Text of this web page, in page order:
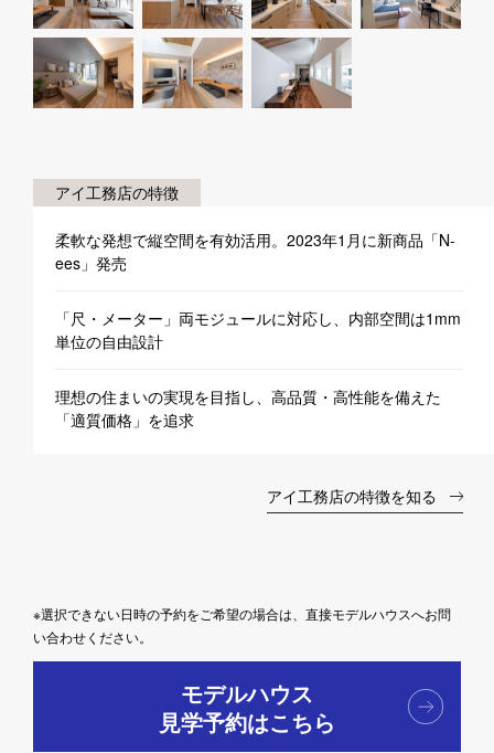
アイ工務店の特徴
柔軟な発想で縦空間を有効活用。2023年1月に新商品「N-
ees」発売
「尺・メーター」両モジュールに対応し、内部空間は1mm
単位の自由設計
理想の住まいの実現を目指し、高品質・高性能を備えた
「適質価格」を追求
アイ工務店の特徴を知る
※選択できない日時の予約をご希望の場合は、直接モデルハウスへお問
い合わせください。
モデルハウス
見学予約はこちら